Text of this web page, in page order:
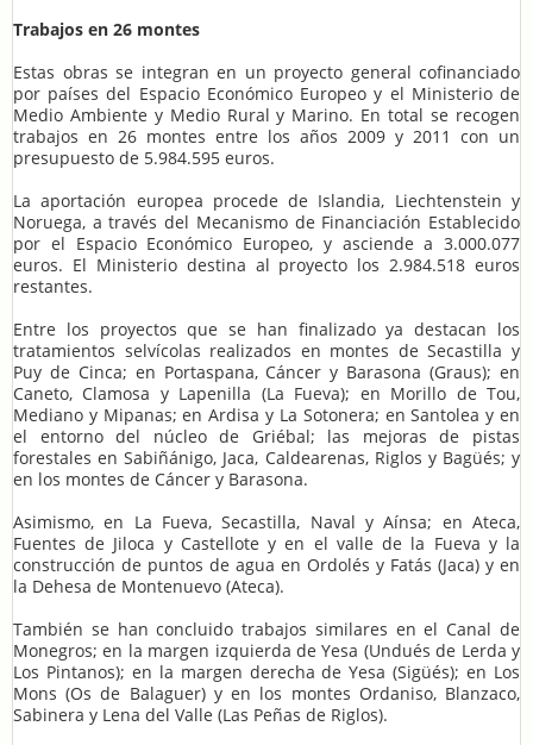
Trabajos en 26 montes
Estas obras se integran en un proyecto general cofinanciado
por países del Espacio Económico Europeo y el Ministerio de
Medio Ambiente y Medio Rural y Marino. En total se recogen
trabajos en 26 montes entre los años 2009 y 2011 con un
presupuesto de 5.984.595 euros.
La aportación europea procede de Islandia, Liechtenstein y
Noruega, a través del Mecanismo de Financiación Establecido
por el Espacio Económico Europeo, y asciende a 3.000.077
euros. El Ministerio destina al proyecto los 2.984.518 euros
restantes.
Entre los proyectos que se han finalizado ya destacan los
tratamientos selvícolas realizados en montes de Secastilla y
Puy de Cinca; en Portaspana, Cáncer y Barasona (Graus); en
Caneto, Clamosa y Lapenilla (La Fueva); en Morillo de Tou,
Mediano y Mipanas; en Ardisa y La Sotonera; en Santolea y en
el entorno del núcleo de Griébal; las mejoras de pistas
forestales en Sabiñánigo, Jaca, Caldearenas, Riglos y Bagüés; y
en los montes de Cáncer y Barasona.
Asimismo, en La Fueva, Secastilla, Naval y Aínsa; en Ateca,
Fuentes de Jiloca y Castellote y en el valle de la Fueva y la
construcción de puntos de agua en Ordolés y Fatás (Jaca) y en
la Dehesa de Montenuevo (Ateca).
También se han concluido trabajos similares en el Canal de
Monegros; en la margen izquierda de Yesa (Undués de Lerda y
Los Pintanos); en la margen derecha de Yesa (Sigüés); en Los
Mons (Os de Balaguer) y en los montes Ordaniso, Blanzaco,
Sabinera y Lena del Valle (Las Peñas de Riglos).